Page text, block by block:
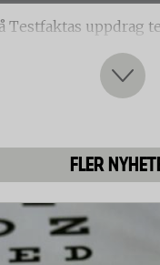
Testfaktas uppdrag
klippare,
vilket
gräsklipparna är
genom att låta
FLER